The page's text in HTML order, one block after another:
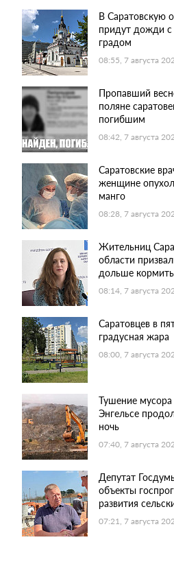
В Саратовскую
придут дожди с
градом
08:55, 7 августа
Пропавший
поляне
погибшим
08:42, 7 августа
Саратовские
женщине
манго
08:28, 7 августа
Жительниц
области
дольше
08:14, 7 августа
Саратовцев в
градусная жара
08:00, 7 августа
Тушение
Энгельсе
ночь
07:40, 7 августа
Депутат
объекты
развития
07:21, 7 августа